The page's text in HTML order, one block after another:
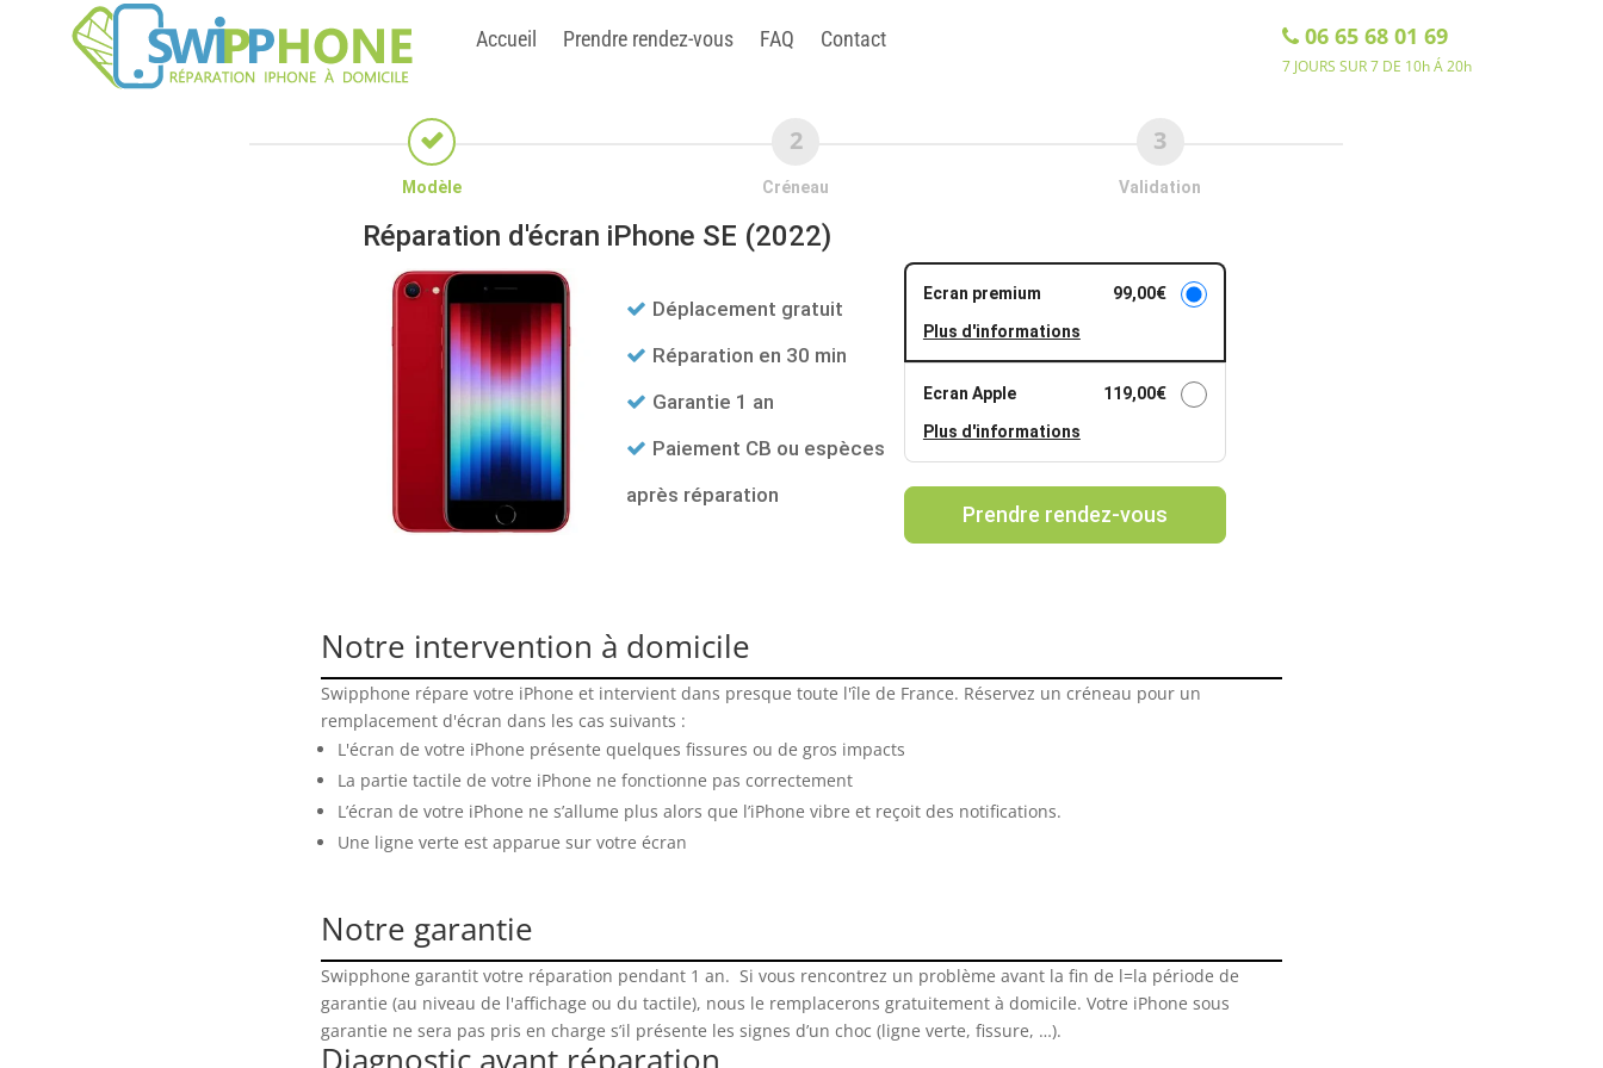
Accueil Prendre rendez-vous FAQ Contact 06 65 68 01 69
7 JOURS SUR 7 DE 10h Á 20h
Modèle Créneau Validation
Réparation d'écran iPhone SE (2022)
Déplacement gratuit
Réparation en 30 min
Garantie 1 an
Paiement CB ou espèces
après réparation
Ecran premium 99,00€
Plus d'informations
Ecran Apple 119,00€
Plus d'informations
Prendre rendez-vous
Notre intervention à domicile
Swipphone répare votre iPhone et intervient dans presque toute l'île de France. Réservez un créneau pour un
remplacement d'écran dans les cas suivants :
L'écran de votre iPhone présente quelques fissures ou de gros impacts
La partie tactile de votre iPhone ne fonctionne pas correctement
L’écran de votre iPhone ne s’allume plus alors que l’iPhone vibre et reçoit des notifications.
Une ligne verte est apparue sur votre écran
Notre garantie
Swipphone garantit votre réparation pendant 1 an. Si vous rencontrez un problème avant la fin de l=la période de
garantie (au niveau de l'affichage ou du tactile), nous le remplacerons gratuitement à domicile. Votre iPhone sous
garantie ne sera pas pris en charge s’il présente les signes d’un choc (ligne verte, fissure, …).